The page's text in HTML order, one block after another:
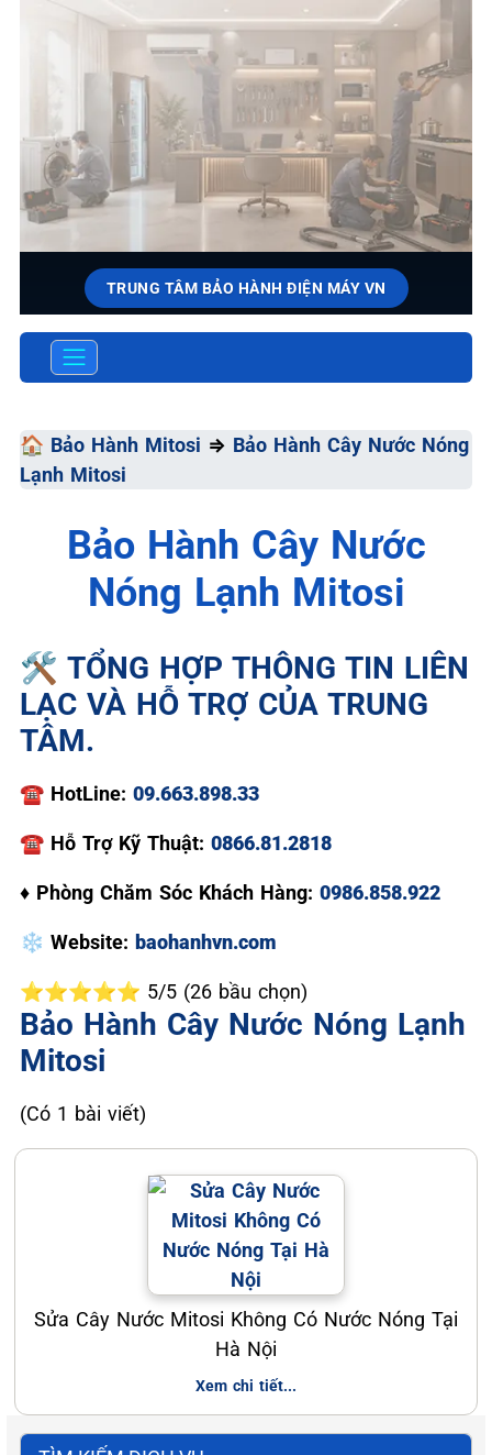
TRUNG TÂM BẢO HÀNH ĐIỆN MÁY VN
SỬA CHỮA & BẢO HÀNH
MITOSI
🏠 Bảo Hành Mitosi ⇒ Bảo Hành Cây Nước Nóng
Lạnh Mitosi
Bảo Hành Cây Nước
Nóng Lạnh Mitosi
🛠️ TỔNG HỢP THÔNG TIN LIÊN
LẠC VÀ HỖ TRỢ CỦA TRUNG
TÂM.
☎️ HotLine: 09.663.898.33
☎ Hỗ Trợ Kỹ Thuật: 0866.81.2818
♦ Phòng Chăm Sóc Khách Hàng: 0986.858.922
❄️ Website: baohanhvn.com
⭐⭐⭐⭐⭐ 5/5 (26 bầu chọn)
Bảo Hành Cây Nước Nóng Lạnh
Mitosi
(Có 1 bài viết)
Sửa Cây Nước Mitosi Không Có Nước Nóng Tại
Hà Nội
Xem chi tiết...